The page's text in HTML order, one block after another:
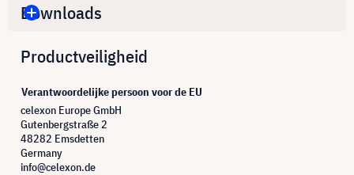
Downloads
Productveiligheid
Verantwoordelijke persoon voor de EU
celexon Europe GmbH
Gutenbergstraße 2
48282 Emsdetten
Germany
info@celexon.de